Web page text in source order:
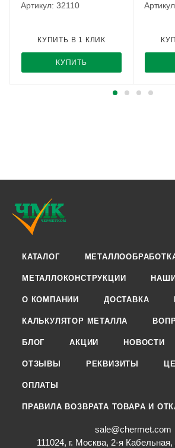
Артикул: 32110
КУПИТЬ
КУПИТЬ В 1 КЛИК
КАТАЛОГ
МЕТАЛЛОКОНСТРУКЦИИ
О КОМПАНИИ ДОСТАВКА
КАЛЬКУЛЯТОР МЕТАЛЛА
БЛОГ АКЦИИ НОВОСТИ
ОТЗЫВЫ РЕКВИЗИТЫ
ОПЛАТЫ
ПРАВИЛА ВОЗВРАТА ТОВАРА И
sale@chermet.com
111024, г. Москва, 2-я Кабельная,